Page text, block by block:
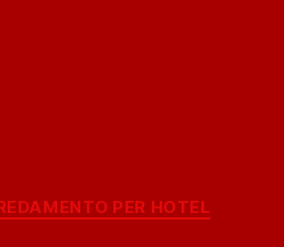
Categorie
PER HOTEL